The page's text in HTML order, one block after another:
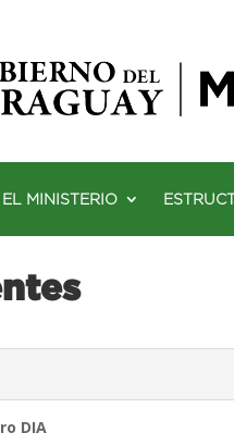
EL MINISTERIO
DIA